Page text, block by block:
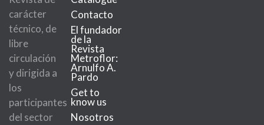
carácter
técnico, de
libre
circulación
y dirigida a
los
participantes
del sector
Contacto
El fundador
de la
Revista
Metroflor:
Arnulfo A.
Pardo
Get to
know us
Nosotros